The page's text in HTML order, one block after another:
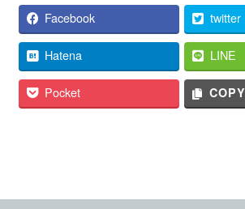
Facebook twitter
Hatena LINE
Pocket COPY